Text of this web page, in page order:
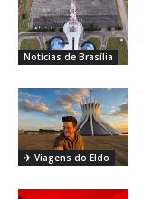
Notícias de Brasília
✈️ Viagens do Eldo